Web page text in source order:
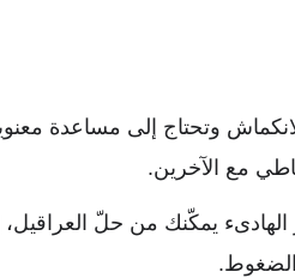
وتحتاج إلى مساعدة
مع الآخرين.
الهادىء يمكّنك من حلّ العراقيل،